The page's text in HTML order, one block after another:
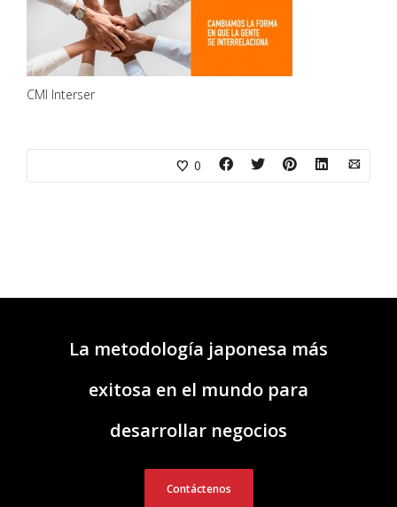
CMI Interser
0
La metodología japonesa más
exitosa en el mundo para
desarrollar negocios
Contáctenos